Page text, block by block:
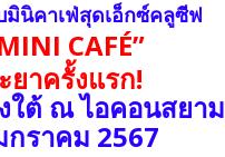
นิคาเฟ่สุดเอ็กซ์คลูซีฟ
CAFÉ”
ยาครั้งแรก!
ใต้ ณ ไอคอนสยาม
ราคม 2567